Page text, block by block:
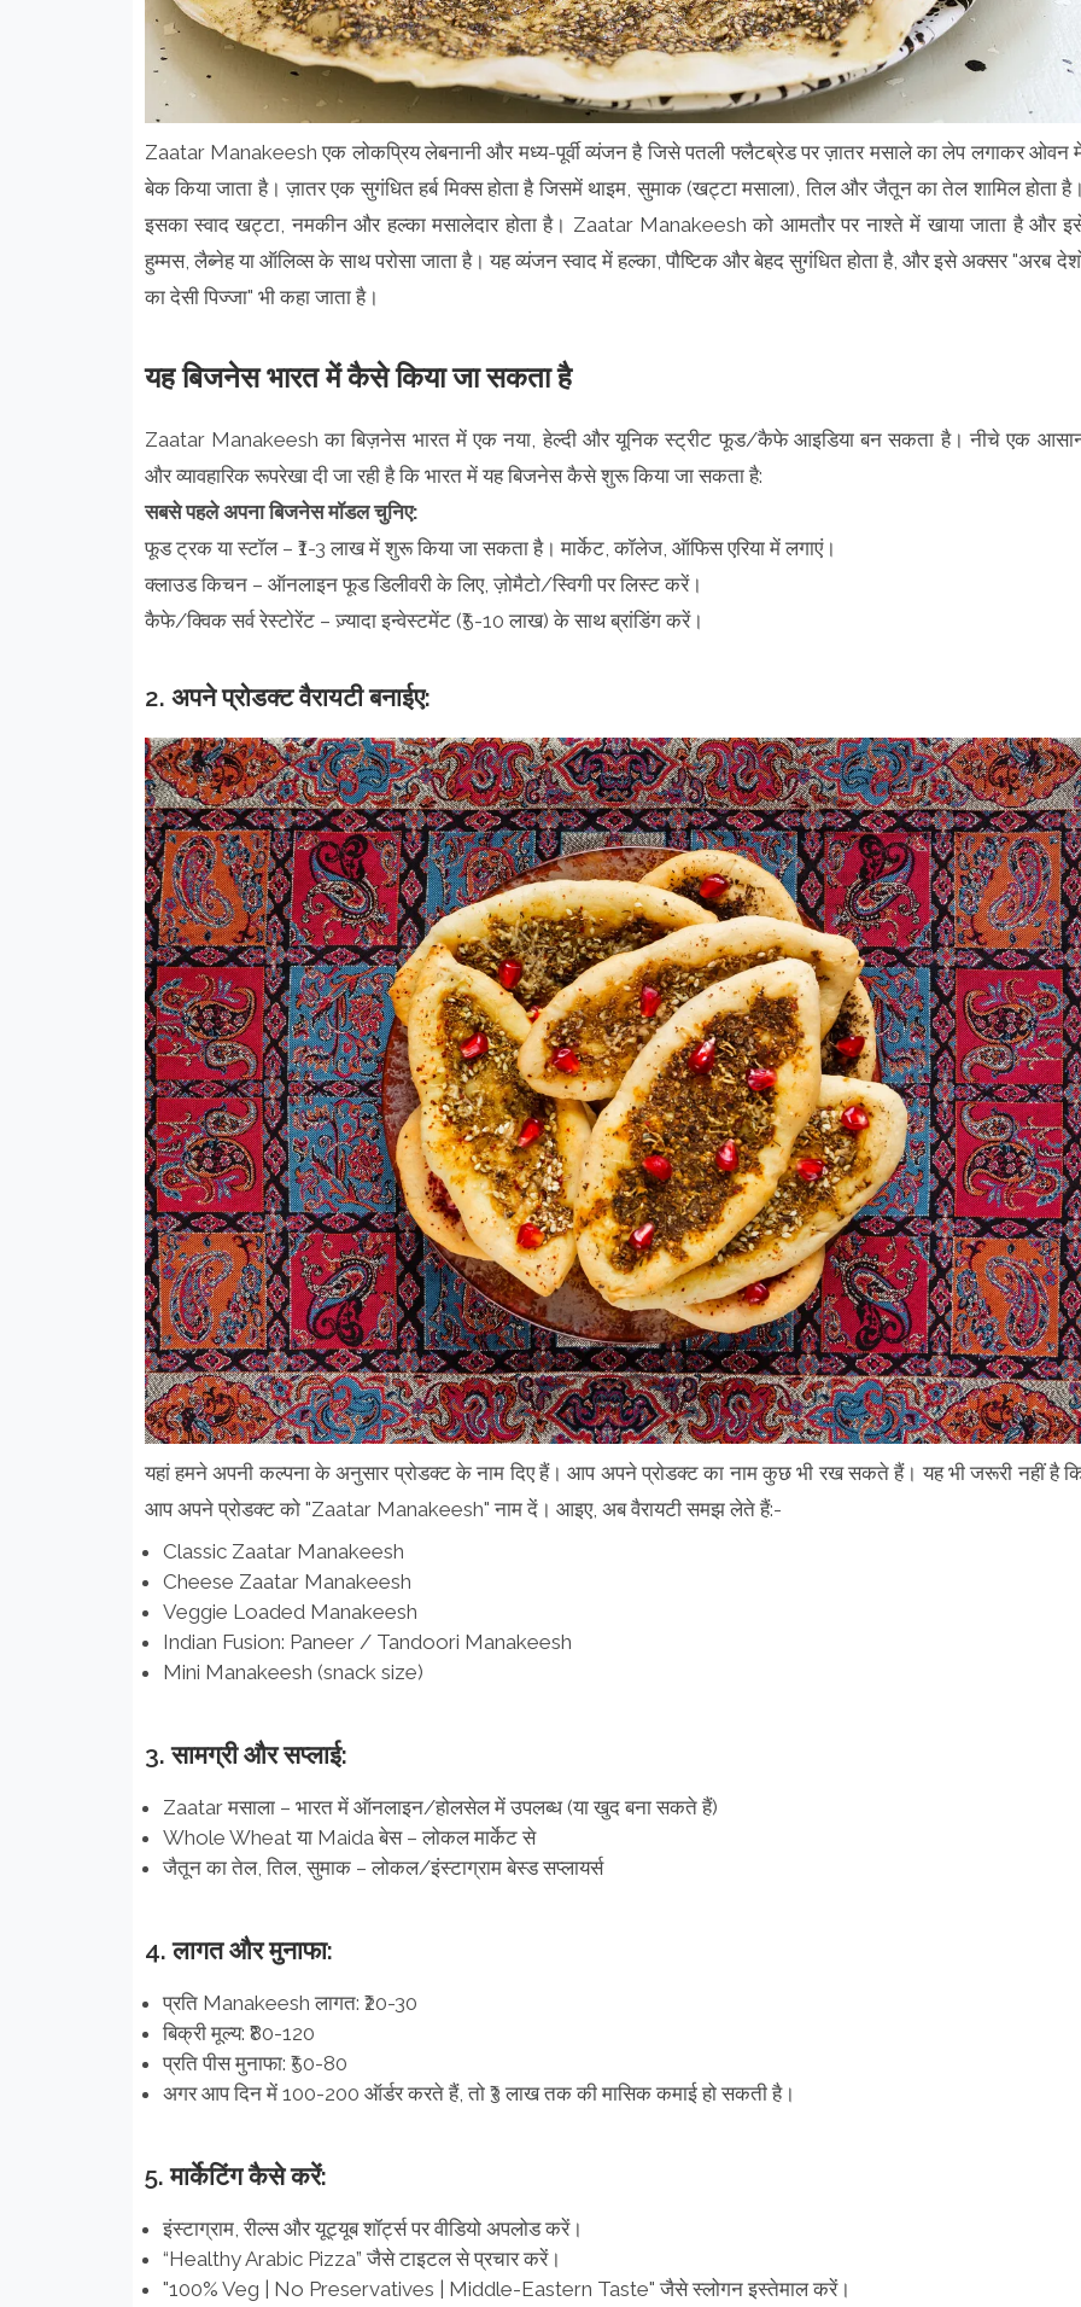
Zaatar Manakeesh एक लोकप्रिय लेबनानी और मध्य-पूर्वी व्यंजन है जिसे पतली फ्लैटब्रेड पर ज़ातर मसाले का लेप लगाकर ओवन
बेक किया जाता है। ज़ातर एक सुगंधित हर्ब मिक्स होता है जिसमें थाइम, सुमाक (खट्टा मसाला), तिल और जैतून का तेल शामिल होता
इसका स्वाद खट्टा, नमकीन और हल्का मसालेदार होता है। Zaatar Manakeesh को आमतौर पर नाश्ते में खाया जाता है और
हुम्मस, लैब्नेह या ऑलिव्स के साथ परोसा जाता है। यह व्यंजन स्वाद में हल्का, पौष्टिक और बेहद सुगंधित होता है, और इसे अक्सर "अरब
का देसी पिज्जा" भी कहा जाता है।
यह बिजनेस भारत में कैसे किया जा सकता है
Zaatar Manakeesh का बिज़नेस भारत में एक नया, हेल्दी और यूनिक स्ट्रीट फूड/कैफे आइडिया बन सकता है। नीचे एक
और व्यावहारिक रूपरेखा दी जा रही है कि भारत में यह बिजनेस कैसे शुरू किया जा सकता है:
सबसे पहले अपना बिजनेस मॉडल चुनिए:
फूड ट्रक या स्टॉल – ₹1-3 लाख में शुरू किया जा सकता है। मार्केट, कॉलेज, ऑफिस एरिया में लगाएं।
क्लाउड किचन – ऑनलाइन फूड डिलीवरी के लिए, ज़ोमैटो/स्विगी पर लिस्ट करें।
कैफे/क्विक सर्व रेस्टोरेंट – ज़्यादा इन्वेस्टमेंट (₹5-10 लाख) के साथ ब्रांडिंग करें।
2. अपने प्रोडक्ट वैरायटी बनाईए:
यहां हमने अपनी कल्पना के अनुसार प्रोडक्ट के नाम दिए हैं। आप अपने प्रोडक्ट का नाम कुछ भी रख सकते हैं। यह भी जरूरी नहीं है
आप अपने प्रोडक्ट को "Zaatar Manakeesh" नाम दें। आइए, अब वैरायटी समझ लेते हैं:-
Classic Zaatar Manakeesh
Cheese Zaatar Manakeesh
Veggie Loaded Manakeesh
Indian Fusion: Paneer / Tandoori Manakeesh
Mini Manakeesh (snack size)
3. सामग्री और सप्लाई:
Zaatar मसाला – भारत में ऑनलाइन/होलसेल में उपलब्ध (या खुद बना सकते हैं)
Whole Wheat या Maida बेस – लोकल मार्केट से
जैतून का तेल, तिल, सुमाक – लोकल/इंस्टाग्राम बेस्ड सप्लायर्स
4. लागत और मुनाफा:
प्रति Manakeesh लागत: ₹20-30
बिक्री मूल्य: ₹80-120
प्रति पीस मुनाफा: ₹50-80
अगर आप दिन में 100-200 ऑर्डर करते हैं, तो ₹3 लाख तक की मासिक कमाई हो सकती है।
5. मार्केटिंग कैसे करें:
इंस्टाग्राम, रील्स और यूट्यूब शॉर्ट्स पर वीडियो अपलोड करें।
“Healthy Arabic Pizza” जैसे टाइटल से प्रचार करें।
"100% Veg | No Preservatives | Middle-Eastern Taste" जैसे स्लोगन इस्तेमाल करें।